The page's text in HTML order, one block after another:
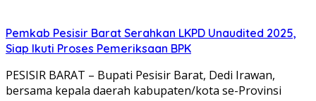
Pemkab Pesisir Barat Serahkan LKPD Unaudited 2025,
Siap Ikuti Proses Pemeriksaan BPK
PESISIR BARAT – Bupati Pesisir Barat, Dedi Irawan,
bersama kepala daerah kabupaten/kota se-Provinsi